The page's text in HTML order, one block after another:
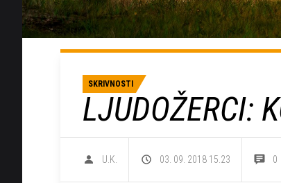
SKRIVNOSTI
LJUDOŽERCI:
U.K. 03. 09. 2018 15.23 0